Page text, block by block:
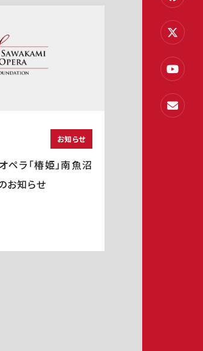
お知らせ
ペラ「椿姫」南魚沼
お知らせ